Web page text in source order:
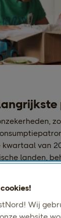
kwartaal van
landen,
Wij